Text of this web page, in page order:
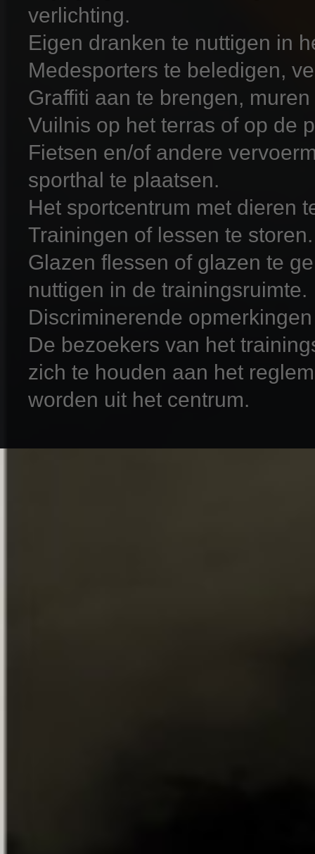
verlichting.
Eigen dranken te nuttigen in
Medesporters te beledigen,
Graffiti aan te brengen,
Vuilnis op het terras of op de
Fietsen en/of andere
sporthal te plaatsen.
Het sportcentrum met dieren
Trainingen of lessen te storen.
Glazen flessen of glazen te
nuttigen in de trainingsruimte.
Discriminerende
De bezoekers van het
zich te houden aan het
worden uit het centrum.